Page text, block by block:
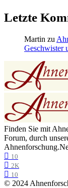
Letzte
Martin zu
Geschwister
Finden Sie mit
Forum, durch
10
2K
10
© 2024